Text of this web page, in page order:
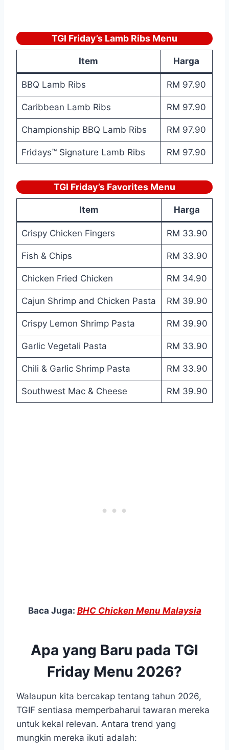
TGI Friday’s Lamb Ribs Menu
Item Harga
BBQ Lamb Ribs RM 97.90
Caribbean Lamb Ribs RM 97.90
Championship BBQ Lamb Ribs RM 97.90
Fridays™ Signature Lamb Ribs RM 97.90
TGI Friday’s Favorites Menu
Item Harga
Crispy Chicken Fingers RM 33.90
Fish & Chips RM 33.90
Chicken Fried Chicken RM 34.90
Cajun Shrimp and Chicken Pasta RM 39.90
Crispy Lemon Shrimp Pasta RM 39.90
Garlic Vegetali Pasta RM 33.90
Chili & Garlic Shrimp Pasta RM 33.90
Southwest Mac & Cheese RM 39.90
Baca Juga: BHC Chicken Menu Malaysia
Apa yang Baru pada TGI
Friday Menu 2026?
Walaupun kita bercakap tentang tahun 2026,
TGIF sentiasa memperbaharui tawaran mereka
untuk kekal relevan. Antara trend yang
mungkin mereka ikuti adalah: